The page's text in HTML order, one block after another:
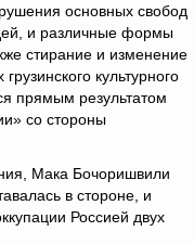
основных свобод
и различные формы
стирание и изменение
культурного
прямым результатом
со стороны
Мака Бочоришвили
в стороне, и
Россией двух